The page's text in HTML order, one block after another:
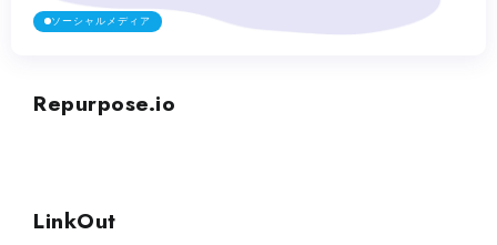
ソーシャルメディア
Repurpose.io
LinkOut